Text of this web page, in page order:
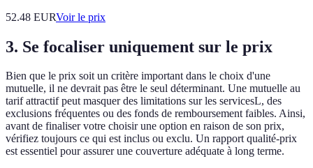
52.48 EURVoir le prix
3. Se focaliser uniquement sur le prix
Bien que le prix soit un critère important dans le choix d'une
mutuelle, il ne devrait pas être le seul déterminant. Une mutuelle au
tarif attractif peut masquer des limitations sur les servicesL, des
exclusions fréquentes ou des fonds de remboursement faibles. Ainsi,
avant de finaliser votre choisir une option en raison de son prix,
vérifiez toujours ce qui est inclus ou exclu. Un rapport qualité-prix
est essentiel pour assurer une couverture adéquate à long terme.